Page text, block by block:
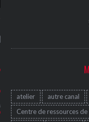
CRITIQUES
– HEL...
atelier autre canal
Centre de ressources de